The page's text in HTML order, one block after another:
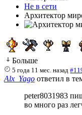
Не в сети
Архитектор
Больше
5 года 11 мес. назад
Alx_Yago ответил в
peter8031983
во много раз